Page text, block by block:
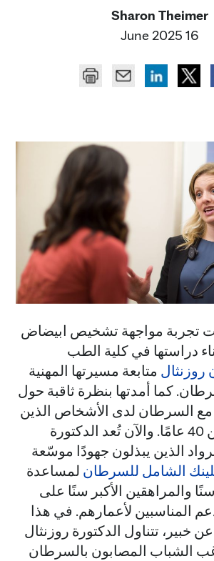
Sharon Theimer
16 June 2025
تجربة مواجهة تشخيص ابيضاض
دراستها في كلية الطب
روزنثال متابعة مسيرتها المهنية
كما أمدتها بنظرة ثاقبة حول
السرطان لدى الأشخاص الذين
تقل أعمارهم عن 40 عامًا. والآن تُعد الدكتورة
الذين يبذلون جهودًا موسّعة
الشامل للسرطان لمساعدة
سنًا والمراهقين الأكبر سنًا على
المناسبين لأعمارهم. في هذا
خبير، تتناول الدكتورة روزنثال
الشباب المصابون بالسرطان